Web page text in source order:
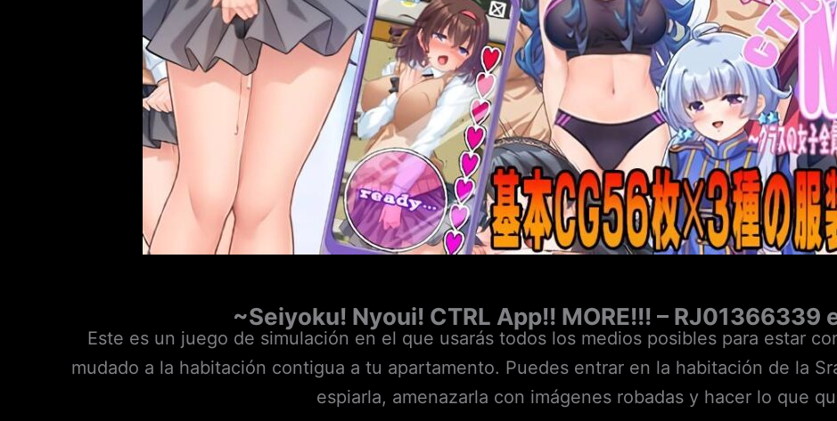
~Seiyoku! Nyoui! CTRL App!! MORE!!! – RJ01366339
Este es un juego de simulación en el que usarás todos los medios posibles para estar
mudado a la habitación contigua a tu apartamento. Puedes entrar en la habitación de la
espiarla, amenazarla con imágenes robadas y hacer lo que